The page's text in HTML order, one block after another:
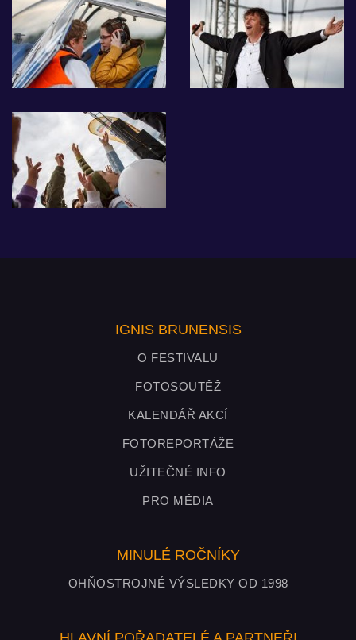
IGNIS BRUNENSIS
O FESTIVALU
FOTOSOUTĚŽ
KALENDÁŘ AKCÍ
FOTOREPORTÁŽE
UŽITEČNÉ INFO
PRO MÉDIA
MINULÉ ROČNÍKY
OHŇOSTROJNÉ VÝSLEDKY OD 1998